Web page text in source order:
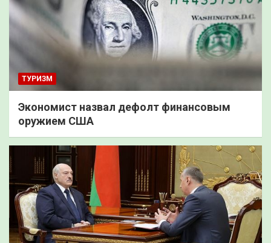
ТУРИЗМ
Экономист назвал дефолт финансовым
оружием США